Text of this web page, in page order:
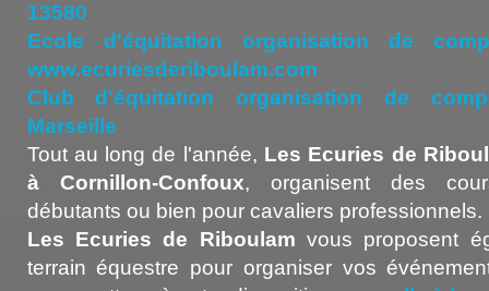
13580
Ecole d'équitation organisation de
www.ecuriesderiboulam.com
Club d'équitation organisation de
Marseille
Tout au long de l'année, Les Ecuries de
à Cornillon-Confoux, organisent des
débutants ou bien pour cavaliers professionnels.
Les Ecuries de Riboulam vous proposent
terrain équestre pour organiser vos